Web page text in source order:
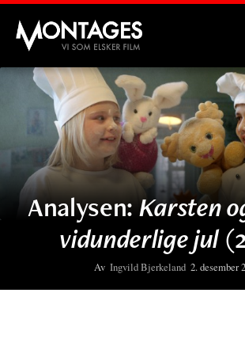
Montages
Analysen:Karsten
vidunderlige jul
Av Ingvild Bjerkeland 2. desember